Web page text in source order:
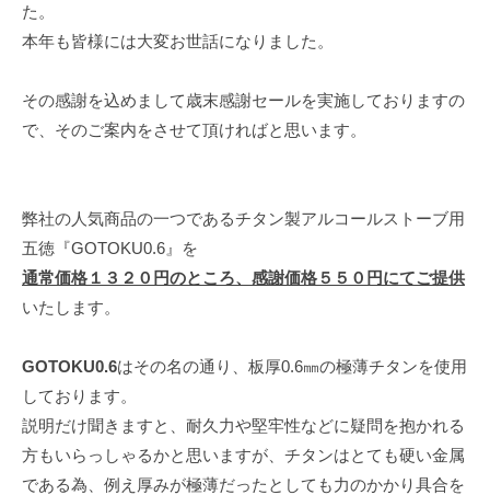
た。
本年も皆様には大変お世話になりました。
その感謝を込めまして歳末感謝セールを実施しておりますの
で、そのご案内をさせて頂ければと思います。
弊社の人気商品の一つであるチタン製アルコールストーブ用
五徳『GOTOKU0.6』を
通常価格１３２０円のところ、感謝価格５５０円にてご提供
いたします。
GOTOKU0.6はその名の通り、板厚0.6㎜の極薄チタンを使用
しております。
説明だけ聞きますと、耐久力や堅牢性などに疑問を抱かれる
方もいらっしゃるかと思いますが、チタンはとても硬い金属
である為、例え厚みが極薄だったとしても力のかかり具合を